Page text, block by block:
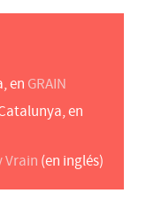
en GRAIN
en
Vrain (en inglés)